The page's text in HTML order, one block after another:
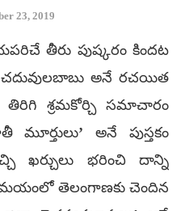
23, 2019
తీరు పుష్కరం కిందట
చదువులబాబు అనే రచయిత
శ్రమకోర్చి సమాచారం
అనే పుస్తకం
ఖర్చులు భరించి దాన్ని
తెలంగాణకు చెందిన